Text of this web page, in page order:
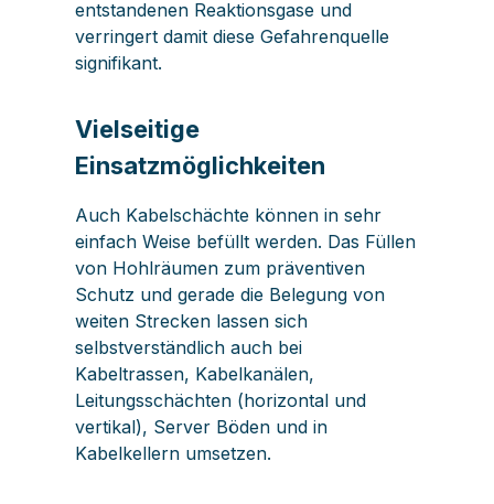
entstandenen Reaktionsgase und
verringert damit diese Gefahrenquelle
signifikant.
Vielseitige
Einsatzmöglichkeiten
Auch Kabelschächte können in sehr
einfach Weise befüllt werden. Das Füllen
von Hohlräumen zum präventiven
Schutz und gerade die Belegung von
weiten Strecken lassen sich
selbstverständlich auch bei
Kabeltrassen, Kabelkanälen,
Leitungsschächten (horizontal und
vertikal), Server Böden und in
Kabelkellern umsetzen.